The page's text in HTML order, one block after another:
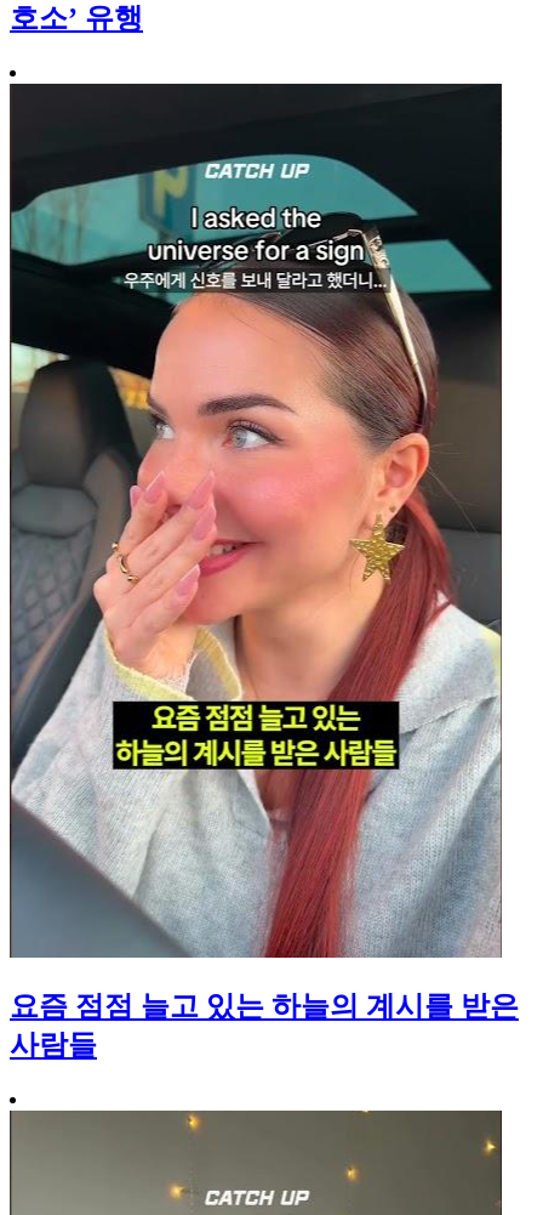
호소’ 유행
요즘 점점 늘고 있는 하늘의 계시를 받은
사람들